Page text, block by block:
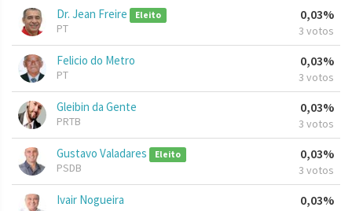
Dr. Jean Freire Eleito
PT
0,03%
3 votos
Felicio do Metro
PT
0,03%
3 votos
Gleibin da Gente
PRTB
0,03%
3 votos
Gustavo Valadares Eleito
PSDB
0,03%
3 votos
Ivair Nogueira 0,03%